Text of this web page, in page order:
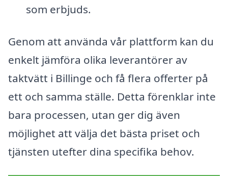
som erbjuds.
Genom att använda vår plattform kan du
enkelt jämföra olika leverantörer av
taktvätt i Billinge och få flera offerter på
ett och samma ställe. Detta förenklar inte
bara processen, utan ger dig även
möjlighet att välja det bästa priset och
tjänsten utefter dina specifika behov.